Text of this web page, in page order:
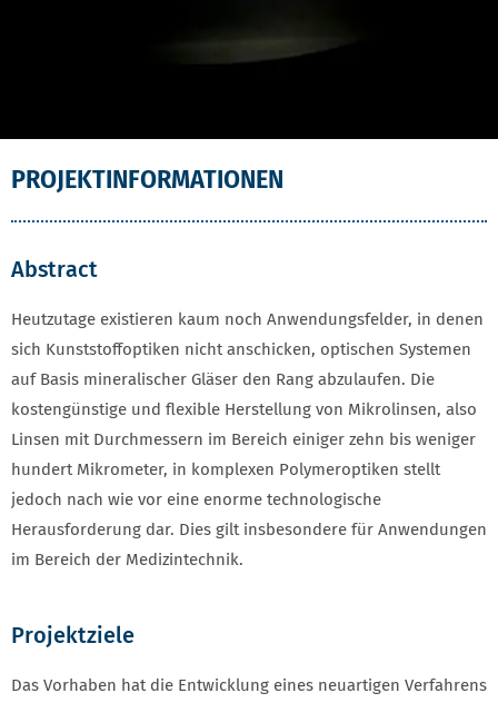
PROJEKTINFORMATIONEN
Abstract
Heutzutage existieren kaum noch Anwendungsfelder, in denen
sich Kunststoffoptiken nicht anschicken, optischen Systemen
auf Basis mineralischer Gläser den Rang abzulaufen. Die
kostengünstige und flexible Herstellung von Mikrolinsen, also
Linsen mit Durchmessern im Bereich einiger zehn bis weniger
hundert Mikrometer, in komplexen Polymeroptiken stellt
jedoch nach wie vor eine enorme technologische
Herausforderung dar. Dies gilt insbesondere für Anwendungen
im Bereich der Medizintechnik.
Projektziele
Das Vorhaben hat die Entwicklung eines neuartigen Verfahrens